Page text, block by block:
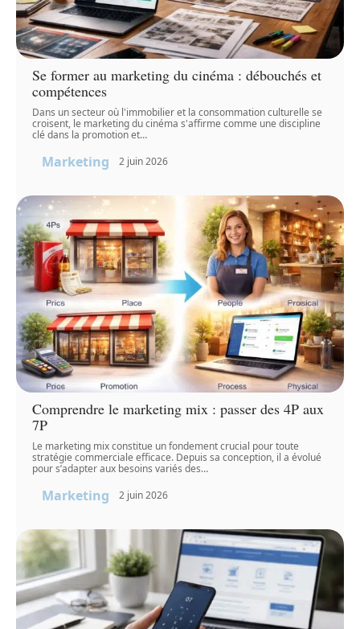
Se former au marketing du cinéma : débouchés et
compétences
Dans un secteur où l'immobilier et la consommation culturelle se
croisent, le marketing du cinéma s'affirme comme une discipline
clé dans la promotion et…
Marketing 2 juin 2026
Comprendre le marketing mix : passer des 4P aux
7P
Le marketing mix constitue un fondement crucial pour toute
stratégie commerciale efficace. Depuis sa conception, il a évolué
pour s’adapter aux besoins variés des…
Marketing 2 juin 2026